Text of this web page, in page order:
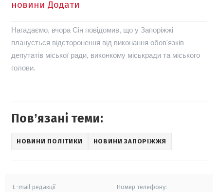
новини Додати
Нагадаємо, вчора Сін повідомив, що у Запоріжжі
планується відсторонення від виконання обов'язків
депутатів міської ради, виконкому міськради та міського
голови.
Повʼязані теми:
НОВИНИ ПОЛІТИКИ НОВИНИ ЗАПОРІЖЖЯ
E-mail редакції Номер телефону: